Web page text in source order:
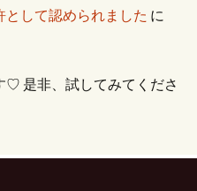
して認められました に
♡ 是非、試してみてくださ